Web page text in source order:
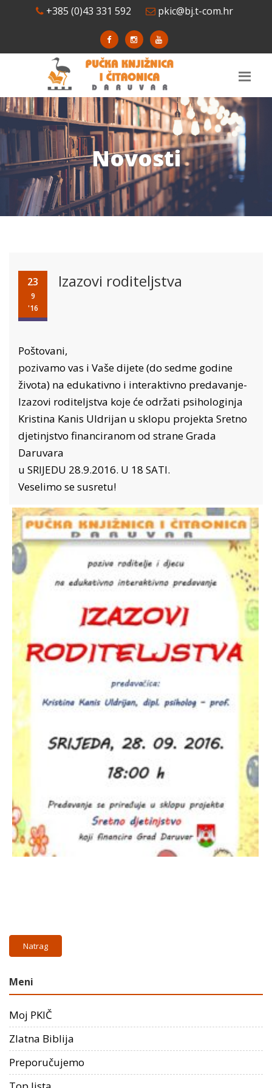
+385 (0)43 331 592 pkic@bj.t-com.hr
Novosti
23
9
'16
Izazovi roditeljstva
Poštovani,
pozivamo vas i Vaše dijete (do sedme godine
života) na edukativno i interaktivno predavanje-
Izazovi roditeljstva koje će održati psihologinja
Kristina Kanis Uldrijan u sklopu projekta Sretno
djetinjstvo financiranom od strane Grada
Daruvara
u SRIJEDU 28.9.2016. U 18 SATI.
Veselimo se susretu!
Natrag
Meni
Moj PKIČ
Zlatna Biblija
Preporučujemo